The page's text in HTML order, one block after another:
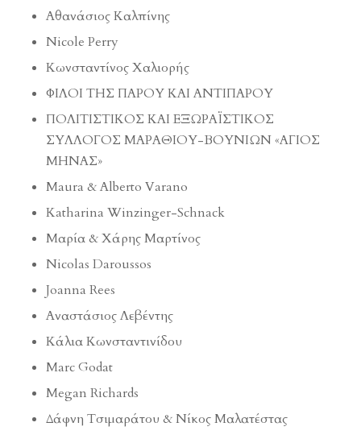
Αθανάσιος Καλπίνης
Nicole Perry
Κωνσταντίνος Χαλιορής
ΦΙΛΟΙ ΤΗΣ ΠΑΡΟΥ ΚΑΙ ΑΝΤΙΠΑΡΟΥ
ΠΟΛΙΤΙΣΤΙΚΟΣ ΚΑΙ ΕΞΩΡΑΪΣΤΙΚΟΣ
ΣΥΛΛΟΓΟΣ ΜΑΡΑΘΙΟΥ-ΒΟΥΝΙΩΝ «ΑΓΙΟΣ
ΜΗΝΑΣ»
Maura & Alberto Varano
Katharina Winzinger-Schnack
Μαρία & Χάρης Μαρτίνος
Nicolas Daroussos
Joanna Rees
Αναστάσιος Λεβέντης
Κάλια Κωνσταντινίδου
Marc Godat
Megan Richards
Δάφνη Τσιμαράτου & Νίκος Μαλατέστας